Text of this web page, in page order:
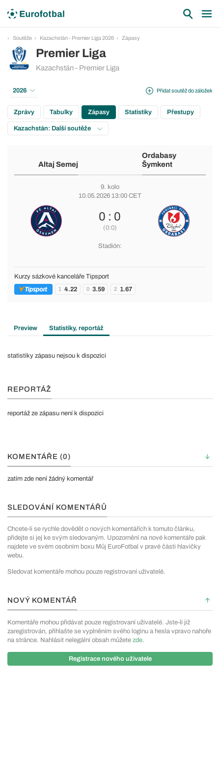
Soutěže Kazachstán - Premier Liga 2026 Zápasy
Premier Liga
Kazachstán - Premier Liga
Přidat soutěž do záložek
2026
Zprávy Tabulky Zápasy Statistiky Přestupy
Kazachstán: Další soutěže
Altaj Semej
Ordabasy
Šymkent
9. kolo
10.05.2026 13:00 CET
0 : 0
(0:0)
Stadión:
Kurzy sázkové kanceláře Tipsport
1 4.22 0 3.59 2 1.67
Preview Statistiky, reportáž
statistiky zápasu nejsou k dispozici
REPORTÁŽ
reportáž ze zápasu není k dispozici
KOMENTÁŘE (0)
zatím zde není žádný komentář
SLEDOVÁNÍ KOMENTÁŘŮ
Chcete-li se rychle dovědět o nových komentářích k tomuto článku,
přidejte si jej ke svým sledovaným. Upozornění na nové komentáře pak
najdete ve svém osobním boxu Můj EuroFotbal v pravé části hlavičky
webu.
Sledovat komentáře mohou pouze registrovaní uživatelé.
NOVÝ KOMENTÁŘ
Komentáře mohou přidávat pouze registrovaní uživatelé. Jste-li již
zaregistrován, přihlašte se vyplněním svého loginu a hesla vpravo nahoře
na stránce. Nahlásit nelegální obsah můžete zde.
Registrace nového uživatele